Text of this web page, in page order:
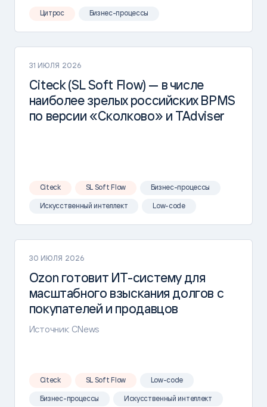
Цитрос Бизнес-процессы
31 ИЮЛЯ 2026
Citeck (SL Soft Flow) — в числе
наиболее зрелых российских BPMS
по версии «Сколково» и TAdviser
Citeck SL Soft Flow Бизнес-процессы
Искусственный интеллект Low-code
30 ИЮЛЯ 2026
Ozon готовит ИТ-систему для
масштабного взыскания долгов с
покупателей и продавцов
Источник: CNews
Citeck SL Soft Flow Low-code
Бизнес-процессы Искусственный интеллект